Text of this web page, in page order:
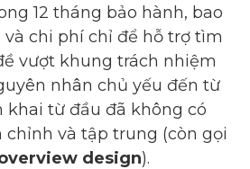
12 tháng bảo hành, bao
chi phí chỉ để hỗ trợ tìm
vượt khung trách nhiệm
nhân chủ yếu đến từ
khai từ đầu đã không có
chỉnh và tập trung (còn gọi
design).